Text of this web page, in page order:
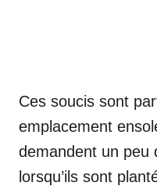
Ces soucis sont
emplacement
demandent un peu
lorsqu’ils sont